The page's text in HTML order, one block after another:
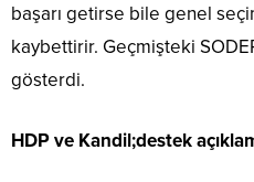
başarı getirse bile genel
kaybettirir. Geçmişteki
gösterdi.
HDP ve Kandil;destek